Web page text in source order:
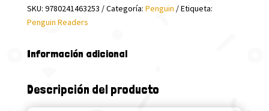
SKU: 9780241463253 Categoría: Penguin
Etiqueta:
Penguin Readers
Información adicional
Descripción del producto